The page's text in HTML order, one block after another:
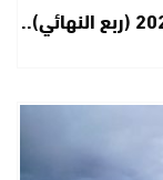
كأس أمم إفريقيا للسيدات – المغرب 2026 (ربع النهائي)..